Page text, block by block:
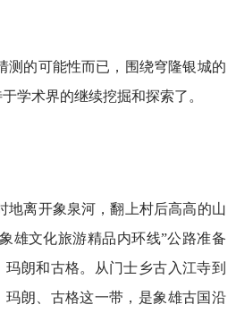
测的可能性而已，围绕穹隆银城的
学术界的继续挖掘和探索了。
地离开象泉河，翻上村后高高的山
雄文化旅游精品内环线”公路准备
朗和古格。从门士乡古入江寺到
玛朗、古格这一带，是象雄古国沿